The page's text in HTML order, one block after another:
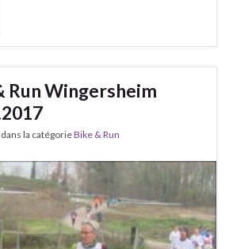
Run Wingersheim
dans la catégorieBike & Run